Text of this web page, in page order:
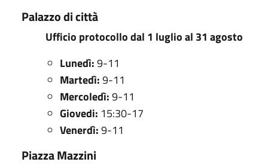
Palazzo di città
Ufficio protocollo dal 1 luglio al 31 agosto
Lunedì:9-11
Martedì:9-11
Mercoledì:9-11
Giovedi: 15:30-17
Venerdì:9-11
Piazza Mazzini